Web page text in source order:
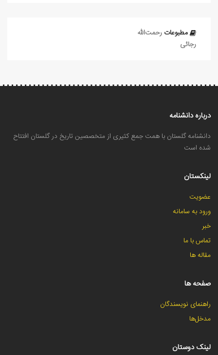
مطبوعات رحمت‌الله
رجائی
درباره دانشنامه
دانشنامه گلستان با همت جمع کثیری از متخصصین تاریخ در گلستان افتتاح
شده است
لینکستان
عضویت
ورود به سامانه
خبر
تماس با ما
مقاله ها
صفحه ها
راهنمای نویسندگان
مدخل‌ها
لینک دوستان